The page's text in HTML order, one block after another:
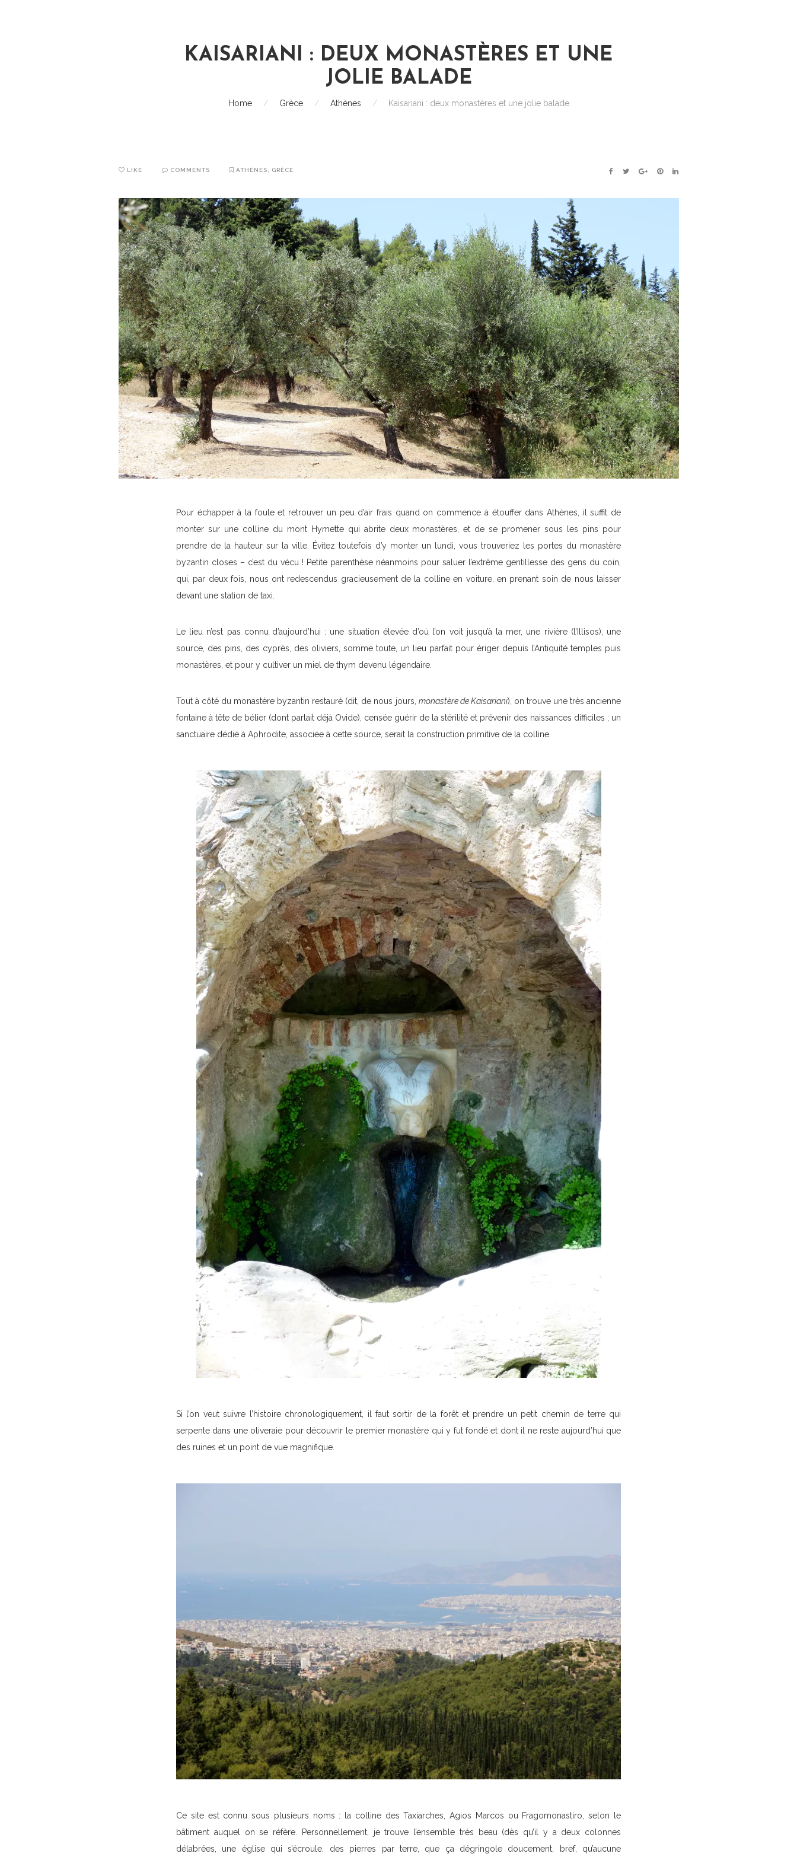
KAISARIANI : DEUX MONASTÈRES ET UNE
JOLIE BALADE
Home / Grèce / Athènes / Kaisariani : deux monastères et une jolie balade
LIKE COMMENTS ATHÈNES GRÈCE FACEBOOK
TWITTER
GOOGLE+PINTEREST
LINKEDIN
Pour échapper à la foule et retrouver un peu d’air frais quand on commence à étouffer dans Athènes, il suffit de
monter sur une colline du mont Hymette qui abrite deux monastères, et de se promener sous les pins pour
prendre de la hauteur sur la ville. Évitez toutefois d’y monter un lundi, vous trouveriez les portes du monastère
byzantin closes – c’est du vécu ! Petite parenthèse néanmoins pour saluer l’extrême gentillesse des gens du coin,
qui, par deux fois, nous ont redescendus gracieusement de la colline en voiture, en prenant soin de nous laisser
devant une station de taxi.
Le lieu n’est pas connu d’aujourd’hui : une situation élevée d’où l’on voit jusqu’à la mer, une rivière (l’Illisos), une
source, des pins, des cyprès, des oliviers, somme toute, un lieu parfait pour ériger depuis l’Antiquité temples puis
monastères, et pour y cultiver un miel de thym devenu légendaire.
Tout à côté du monastère byzantin restauré (dit, de nous jours, monastèrede Kaisariani), on trouve une très ancienne
fontaine à tête de bélier (dont parlait déjà Ovide), censée guérir de la stérilité et prévenir des naissances difficiles ; un
sanctuaire dédié à Aphrodite, associée à cette source, serait la construction primitive de la colline.
Si l’on veut suivre l’histoire chronologiquement, il faut sortir de la forêt et prendre un petit chemin de terre qui
serpente dans une oliveraie pour découvrir le premier monastère qui y fut fondé et dont il ne reste aujourd’hui que
des ruines et un point de vue magnifique.
Ce site est connu sous plusieurs noms : la colline des Taxiarches, Agios Marcos ou Fragomonastiro, selon le
bâtiment auquel on se réfère. Personnellement, je trouve l’ensemble très beau (dès qu’il y a deux colonnes
délabrées, une église qui s’écroule, des pierres par terre, que ça dégringole doucement, bref, qu’aucune